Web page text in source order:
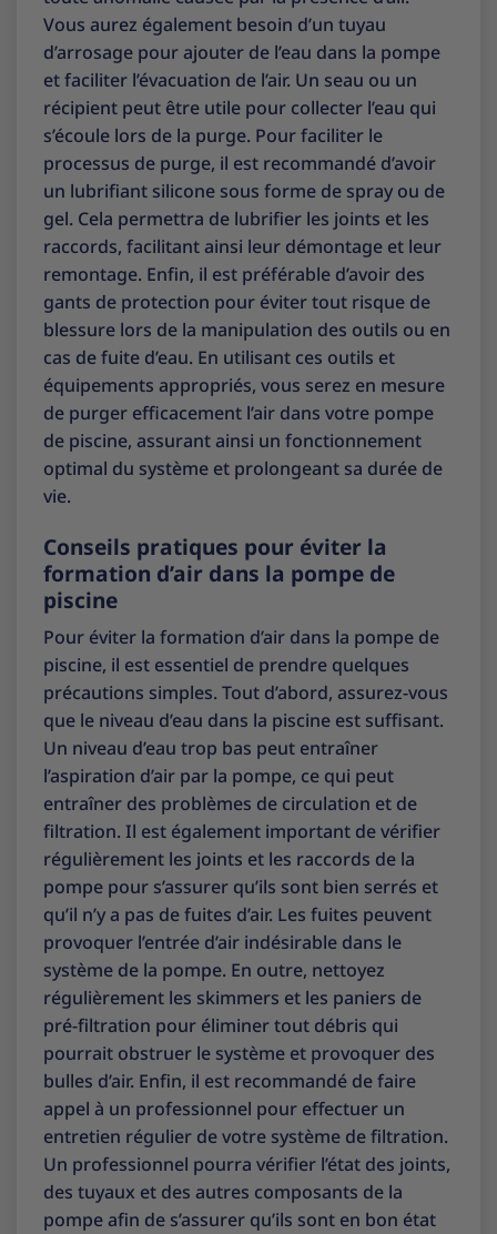
Vous aurez également besoin d’un tuyau
d’arrosage pour ajouter de l’eau dans la pompe
et faciliter l’évacuation de l’air. Un seau ou un
récipient peut être utile pour collecter l’eau qui
s’écoule lors de la purge. Pour faciliter le
processus de purge, il est recommandé d’avoir
un lubrifiant silicone sous forme de spray ou de
gel. Cela permettra de lubrifier les joints et les
raccords, facilitant ainsi leur démontage et leur
remontage. Enfin, il est préférable d’avoir des
gants de protection pour éviter tout risque de
blessure lors de la manipulation des outils ou en
cas de fuite d’eau. En utilisant ces outils et
équipements appropriés, vous serez en mesure
de purger efficacement l’air dans votre pompe
de piscine, assurant ainsi un fonctionnement
optimal du système et prolongeant sa durée de
vie.
Conseils pratiques pour éviter la
formation d’air dans la pompe de
piscine
Pour éviter la formation d’air dans la pompe de
piscine, il est essentiel de prendre quelques
précautions simples. Tout d’abord, assurez-vous
que le niveau d’eau dans la piscine est suffisant.
Un niveau d’eau trop bas peut entraîner
l’aspiration d’air par la pompe, ce qui peut
entraîner des problèmes de circulation et de
filtration. Il est également important de vérifier
régulièrement les joints et les raccords de la
pompe pour s’assurer qu’ils sont bien serrés et
qu’il n’y a pas de fuites d’air. Les fuites peuvent
provoquer l’entrée d’air indésirable dans le
système de la pompe. En outre, nettoyez
régulièrement les skimmers et les paniers de
pré-filtration pour éliminer tout débris qui
pourrait obstruer le système et provoquer des
bulles d’air. Enfin, il est recommandé de faire
appel à un professionnel pour effectuer un
entretien régulier de votre système de filtration.
Un professionnel pourra vérifier l’état des joints,
des tuyaux et des autres composants de la
pompe afin de s’assurer qu’ils sont en bon état